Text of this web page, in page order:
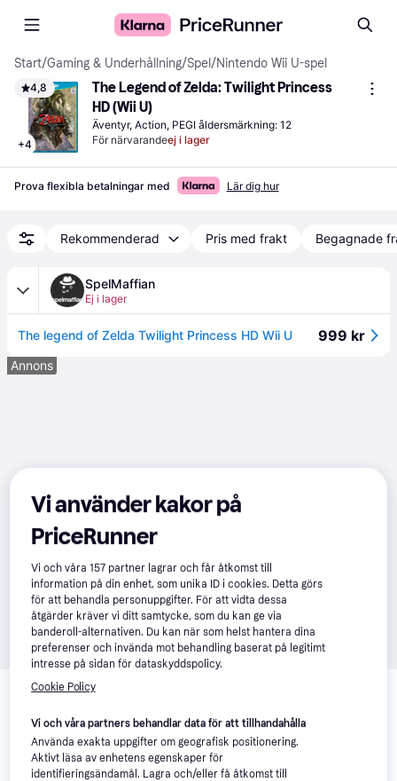
Start/Gaming & Underhållning/Spel /Nintendo Wii U-spel
4,8
+4
The Legend of Zelda: Twilight Princess
HD (Wii U)
Äventyr, Action, PEGI åldersmärkning: 12
För närvarandeej i lager
Prova flexibla betalningar med Lär dig hur
Rekommenderad Pris med frakt Begagnade
SpelMaffian
Ej i lager
The legend of Zelda Twilight Princess HD Wii U 999 kr
Annons
Relaterade produkter
intressera dig. Visa alla
Vi använder kakor på
PriceRunner
Vi och våra157 partner lagrar och får åtkomst till
information på din enhet, som unika ID i cookies. Detta görs
för att behandla personuppgifter. För att vidta dessa
åtgärder kräver vi ditt samtycke, som du kan ge via
banderoll-alternativen. Du kan när som helst hantera dina
preferenser och invända mot behandling baserat på legitimt
intresse på sidan för dataskyddspolicy.
Cookie Policy
Vi och våra partners behandlar data för att tillhandahålla
Använda exakta uppgifter om geografisk positionering.
Aktivt läsa av enhetens egenskaper för
identifieringsändamål. Lagra och/eller få åtkomst till